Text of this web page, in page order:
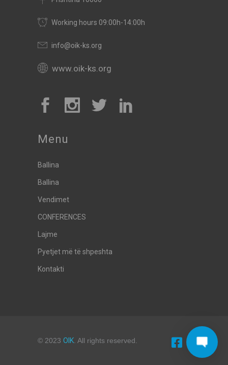
Working hours 09:00h-14:00h
info@oik-ks.org
www.oik-ks.org
Menu
Ballina
Ballina
Vendimet
CONFERENCES
Lajme
Pyetjet më të shpeshta
Kontakti
© 2023 OIK . All rights reserved.